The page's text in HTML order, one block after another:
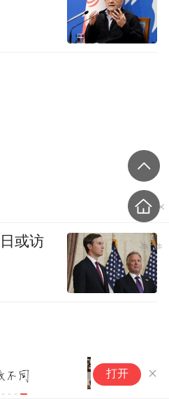
摄影 共话真
“智媒时代
培训”项目座
打开
或访